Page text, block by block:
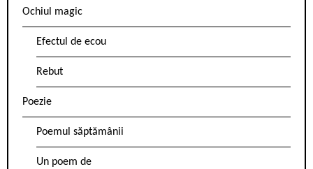
Ochiul magic
Efectul de ecou
Rebut
Poezie
Poemul săptămânii
Un poem de